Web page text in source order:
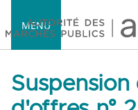
MENU
Suspension